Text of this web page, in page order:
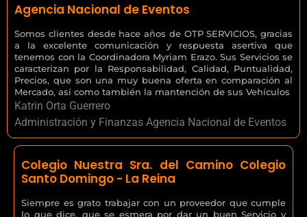
Agencia Nacional de Eventos
Somos clientes desde hace años de OTP SERVICIOS, gracias
a la excelente comunicación y respuesta asertiva que
tenemos con la Coordinadora Myriam Erazo. Sus Servicios se
caracterizan por la Responsabilidad, Calidad, Puntualidad,
Precios, que son una muy buena oferta en comparación al
Mercado, así como también la mantención de sus Vehículos
Katrin Orta Guerrero
Administración y Finanzas Agencia Nacional de Eventos
Colegio Nuestra Sra. del Camino Colegio
Santo Domingo - La Reina
Siempre es grato trabajar con un proveedor que cumple
lo que dice, que se esmera por dar un buen Servicio y